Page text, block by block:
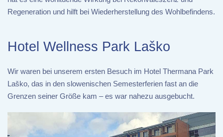
Regeneration und hilft bei Wiederherstellung des Wohlbefindens.
Hotel Wellness Park Laško
Wir waren bei unserem ersten Besuch im Hotel Thermana Park
Laško, das in den slowenischen Semesterferien fast an die
Grenzen seiner Größe kam – es war nahezu ausgebucht.